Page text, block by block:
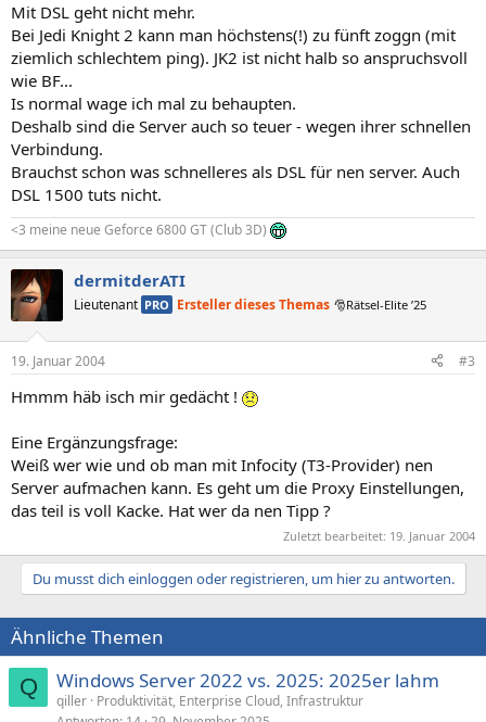
Mit DSL geht nicht mehr.
Bei Jedi Knight 2 kann man höchstens(!) zu fünft zoggn (mit
ziemlich schlechtem ping). JK2 ist nicht halb so anspruchsvoll
wie BF...
Is normal wage ich mal zu behaupten.
Deshalb sind die Server auch so teuer - wegen ihrer schnellen
Verbindung.
Brauchst schon was schnelleres als DSL für nen server. Auch
DSL 1500 tuts nicht.
<3 meine neue Geforce 6800 GT (Club 3D)
dermitderATI
Lieutenant PRO Ersteller dieses Themas 🎅Rätsel-Elite ’25
19. Januar 2004 #3
Hmmm häb isch mir gedächt !
Eine Ergänzungsfrage:
Weiß wer wie und ob man mit Infocity (T3-Provider) nen
Server aufmachen kann. Es geht um die Proxy Einstellungen,
das teil is voll Kacke. Hat wer da nen Tipp ?
Zuletzt bearbeitet: 19. Januar 2004
Du musst dich einloggen oder registrieren, um hier zu antworten.
Ähnliche Themen
Q Windows Server 2022 vs. 2025: 2025er lahm
qiller Produktivität, Enterprise Cloud, Infrastruktur